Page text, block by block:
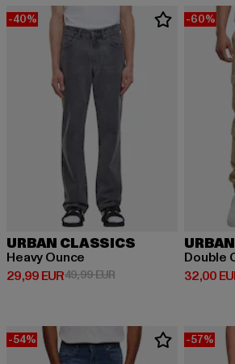
-40%
URBAN CLASSICS
Heavy Ounce
29,99 EUR
Derzeitiger Preis: 29,99 EUR
49,99 EURAktionspreis: 49,99 EUR
-60%
Double
32,00
-54% -57%